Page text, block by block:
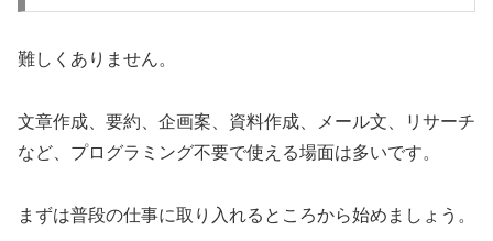
難しくありません。
文章作成、要約、企画案、資料作成、メール文、リサーチ
など、プログラミング不要で使える場面は多いです。
まずは普段の仕事に取り入れるところから始めましょう。